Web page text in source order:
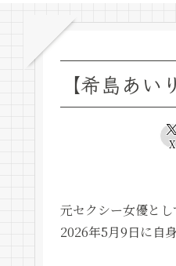
【希島あ
X
元セクシー女優と
2026年5月9日に自